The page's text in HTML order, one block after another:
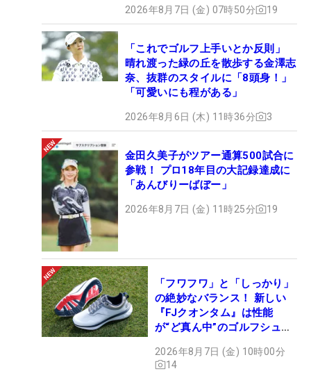
2026年8月7日 (金) 07時50分 19
「これでゴルフ上手いとか反則」
晴れ渡った緑の丘を散歩する金澤志
奈、抜群のスタイルに「8頭身！」
「可愛いにも程がある」
2026年8月6日 (木) 11時36分 3
金田久美子がツアー通算500試合に
参戦！ プロ18年目の大記録達成に
「あんびりーばぼー」
2026年8月7日 (金) 11時25分 19
「フワフワ」と「しっかり」
の絶妙なバランス！ 新しい
『FJクオンタム』は性能
が“ど真ん中”のゴルフシュー
2026年8月7日 (金) 10時00分
14